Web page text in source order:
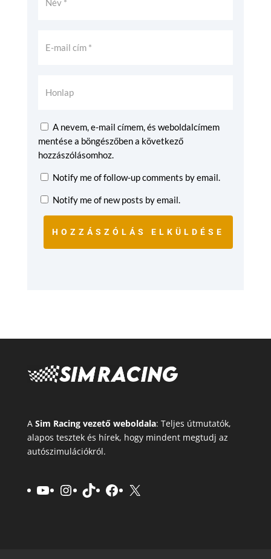
A nevem, e-mail címem, és weboldalcímem
mentése a böngészőben a következő
hozzászólásomhoz.
Notify me of follow-up comments by email.
Notify me of new posts by email.
HOZZÁSZÓLÁS ELKÜLDÉSE
A Sim Racing vezető weboldala: Teljes útmutatók,
alapos tesztek és hírek, hogy mindent megtudj az
autószimulációkról.
YouTube
Instagram
TikTokFacebook
X